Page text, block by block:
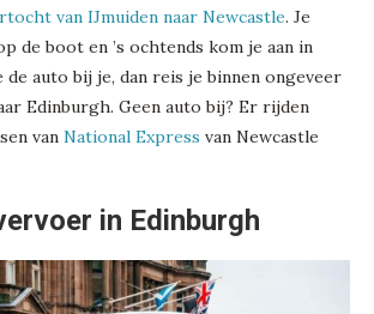
van IJmuiden naar Newcastle. Je
de boot en ’s ochtends kom je aan in
de auto bij je, dan reis je binnen ongeveer
Edinburgh. Geen auto bij? Er rijden
van National Express van Newcastle
in Edinburgh